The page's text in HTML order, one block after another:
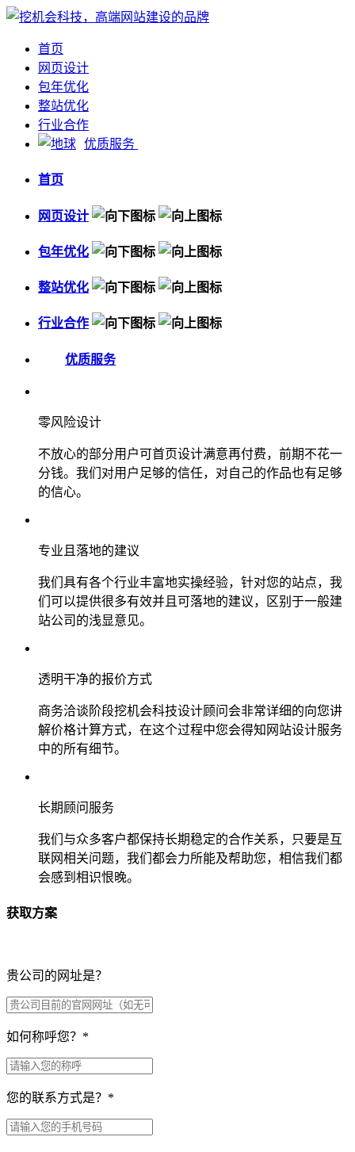
首页
网页设计
包年优化
整站优化
行业合作
优质服务
首页
网页设计
包年优化
整站优化
行业合作
优质服务
零风险设计
不放心的部分用户可首页设计满意再付费，前期不花一
分钱。我们对用户足够的信任，对自己的作品也有足够
的信心。
专业且落地的建议
我们具有各个行业丰富地实操经验，针对您的站点，我
们可以提供很多有效并且可落地的建议，区别于一般建
站公司的浅显意见。
透明干净的报价方式
商务洽谈阶段挖机会科技设计顾问会非常详细的向您讲
解价格计算方式，在这个过程中您会得知网站设计服务
中的所有细节。
长期顾问服务
我们与众多客户都保持长期稳定的合作关系，只要是互
联网相关问题，我们都会力所能及帮助您，相信我们都
会感到相识恨晚。
获取方案
贵公司的网址是？
如何称呼您？ *
您的联系方式是？ *